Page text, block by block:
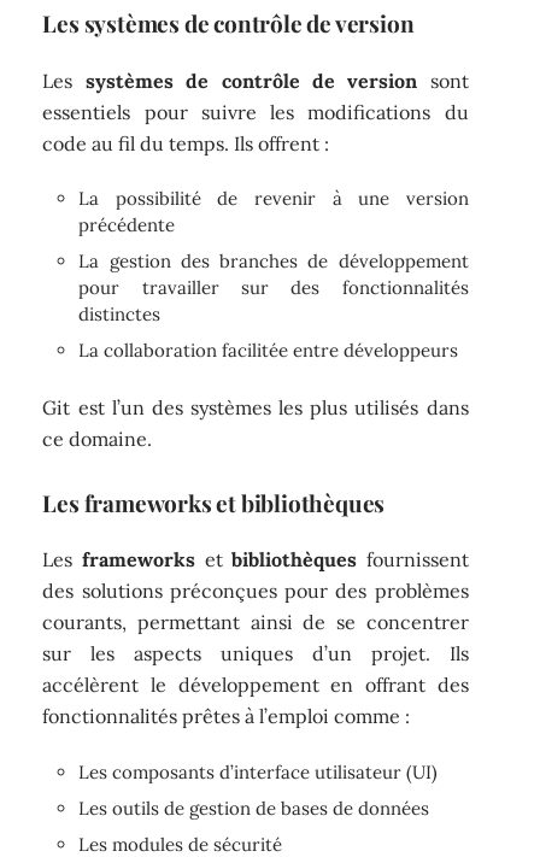
Les systèmes de contrôle de version
Les systèmes de contrôle de version sont
essentiels pour suivre les modifications du
code au fil du temps. Ils offrent :
La possibilité de revenir à une version
précédente
La gestion des branches de développement
pour travailler sur des fonctionnalités
distinctes
La collaboration facilitée entre développeurs
Git est l’un des systèmes les plus utilisés dans
ce domaine.
Les frameworks et bibliothèques
Les frameworksetbibliothèques fournissent
des solutions préconçues pour des problèmes
courants, permettant ainsi de se concentrer
sur les aspects uniques d’un projet. Ils
accélèrent le développement en offrant des
fonctionnalités prêtes à l’emploi comme :
Les composants d’interface utilisateur (UI)
Les outils de gestion de bases de données
Les modules de sécurité